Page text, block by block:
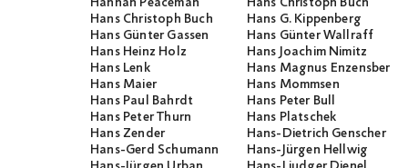
Hans Christoph Buch
Hans G. Kippenberg
Hans Günter Gassen
Hans Günter Wallraff
Hans Heinz Holz
Hans Joachim Nimitz
Hans Lenk
Hans Magnus
Hans Maier
Hans Mommsen
Hans Paul Bahrdt
Hans Peter Bull
Hans Peter Thurn
Hans Platschek
Hans Zender
Hans-Dietrich Genscher
Hans-Gerd Schumann
Hans-Jürgen Hellwig